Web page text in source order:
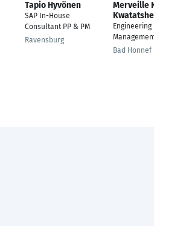
Tapio Hyvönen
SAP In-House
Consultant PP & PM
Ravensburg
Merveille Kanema
Kwatatshey
Engineering
Management
Bad Honnef